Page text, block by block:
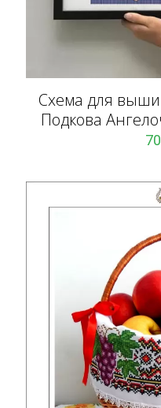
Схема для
Подкова